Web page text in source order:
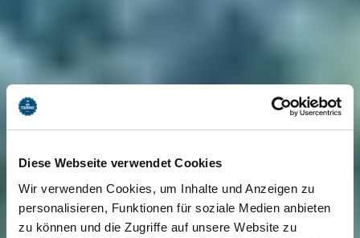
Diese Webseite verwendet Cookies
Wir verwenden Cookies, um Inhalte und Anzeigen zu
personalisieren, Funktionen für soziale Medien anbieten
zu können und die Zugriffe auf unsere Website zu